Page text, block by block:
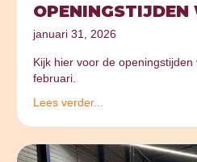
OPENINGSTIJDEN
januari 31, 2026
Kijk hier voor de
februari.
Lees verder...